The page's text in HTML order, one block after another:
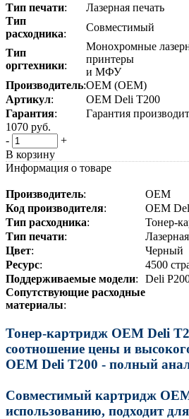
Тип печати:
Лазерная печать
Тип
расходника:
Совместимый
Тип
оргтехники:
Монохромные
принтеры
и МФУ
Производитель:OEM (ОЕМ)
Артикул:
OEM Deli T200
Гарантия:
Гарантия
1070 руб.
-
+
В корзину
Информация о товаре
Производитель:
OEM
Код производителя:
OEM
Тип расходника:
Тонер-
Тип печати:
Цвет:
Черный
Ресурс:
4500
Поддерживаемые модели:
Deli
Сопутствующие расходные
материалы:
Тонер-картридж OEM Deli
соотношение цены и
OEM Deli T200 - полный
Совместимый картридж
использованию, подходит